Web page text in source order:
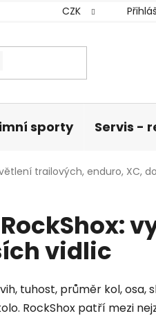
CZK
sporty Servis -
trailových, enduro, XC,
vidlic
tuhost, průměr kol, osa,
RockShox patří mezi